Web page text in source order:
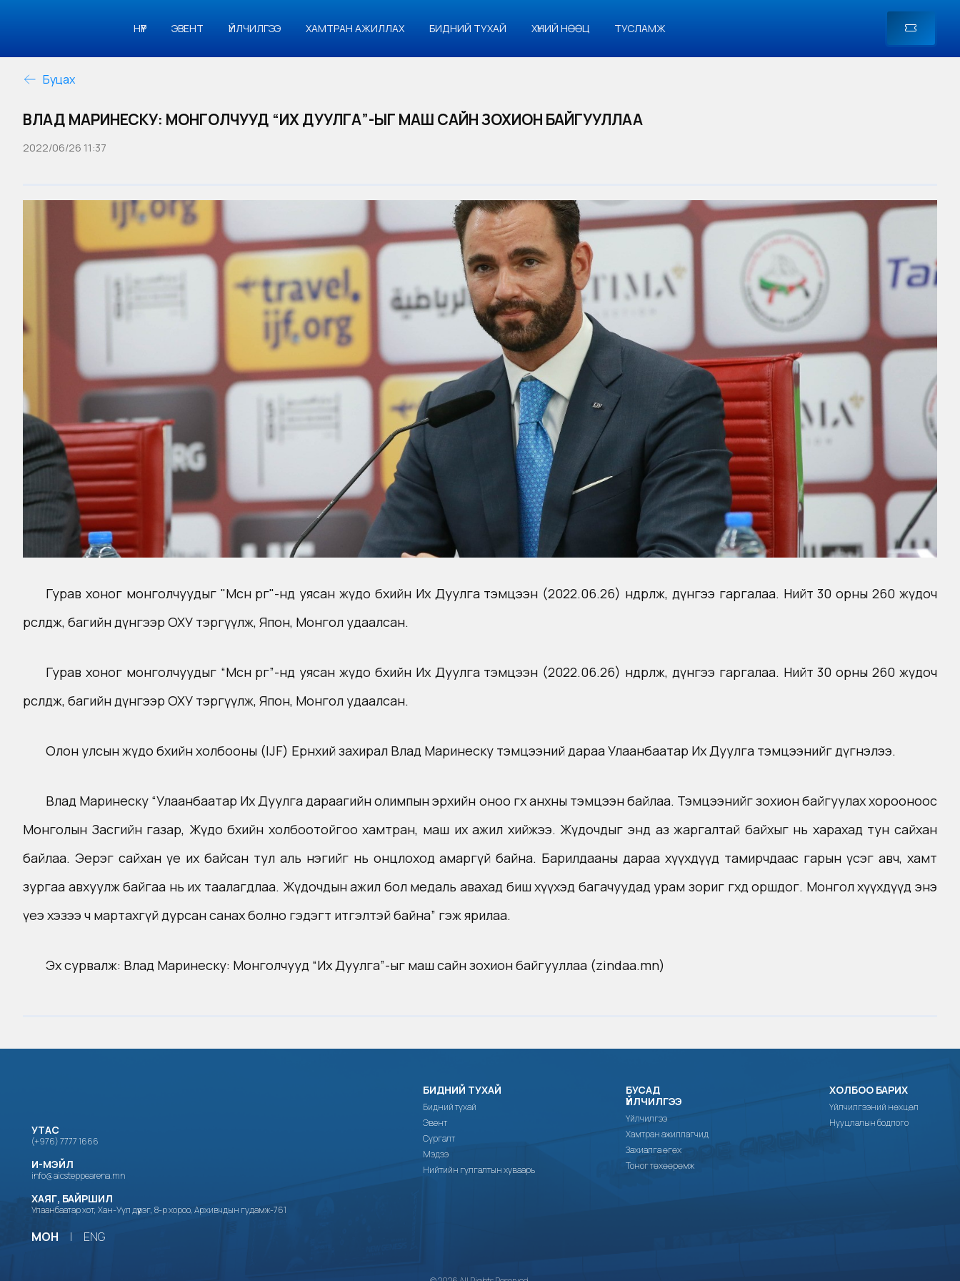
НҮҮР ЭВЕНТ ҮЙЛЧИЛГЭЭ ХАМТРАН АЖИЛЛАХ БИДНИЙ ТУХАЙ ХҮНИЙ НӨӨЦ ТУСЛАМЖ
Буцах
ВЛАД МАРИНЕСКУ: МОНГОЛЧУУД “ИХ ДУУЛГА”-ЫГ МАШ САЙН ЗОХИОН БАЙГУУЛЛАА
2022/06/26 11:37
Гурав хоног монголчуудыг "Мөсөн өргөө"-нд уясан жүдо бөхийн Их Дуулга тэмцээн (2022.06.26) өндөрлөж, дүнгээ гаргалаа. Нийт 30 орны 260 жүдоч
өрсөлдөж, багийн дүнгээр ОХУ тэргүүлж, Япон, Монгол удаалсан.
Гурав хоног монголчуудыг “Мөсөн өргөө”-нд уясан жүдо бөхийн Их Дуулга тэмцээн (2022.06.26) өндөрлөж, дүнгээ гаргалаа. Нийт 30 орны 260 жүдоч
өрсөлдөж, багийн дүнгээр ОХУ тэргүүлж, Япон, Монгол удаалсан.
Олон улсын жүдо бөхийн холбооны (IJF) Ерөнхий захирал Влад Маринеску тэмцээний дараа Улаанбаатар Их Дуулга тэмцээнийг дүгнэлээ.
Влад Маринеску “Улаанбаатар Их Дуулга дараагийн олимпын эрхийн оноо өгөх анхны тэмцээн байлаа. Тэмцээнийг зохион байгуулах хорооноос
Монголын Засгийн газар, Жүдо бөхийн холбоотойгоо хамтран, маш их ажил хийжээ. Жүдочдыг энд аз жаргалтай байхыг нь харахад тун сайхан
байлаа. Эерэг сайхан үе их байсан тул аль нэгийг нь онцлоход амаргүй байна. Барилдааны дараа хүүхдүүд тамирчдаас гарын үсэг авч, хамт
зургаа авхуулж байгаа нь их таалагдлаа. Жүдочдын ажил бол медаль авахад биш хүүхэд багачуудад урам зориг өгөхөд оршдог. Монгол хүүхдүүд энэ
үеэ хэзээ ч мартахгүй дурсан санах болно гэдэгт итгэлтэй байна” гэж ярилаа.
Эх сурвалж: Влад Маринеску: Монголчууд “Их Дуулга”-ыг маш сайн зохион байгууллаа (zindaa.mn)
УТАС
(+976) 7777 1666
И-МЭЙЛ
info@aicsteppearena.mn
ХАЯГ, БАЙРШИЛ
Улаанбаатар хот, Хан-Уул дүүрэг, 8-р хороо, Архивчдын гудамж-761
МОН | ENG
БИДНИЙ ТУХАЙ
Бидний тухай
Эвент
Сургалт
Мэдээ
Нийтийн гулгалтын хуваарь
БУСАД
ҮЙЛЧИЛГЭЭ
Үйлчилгээ
Хамтран ажиллагчид
Захиалга өгөх
Тоног төхөөрөмж
ХОЛБОО БАРИХ
Үйлчилгээний нөхцөл
Нууцлалын бодлого